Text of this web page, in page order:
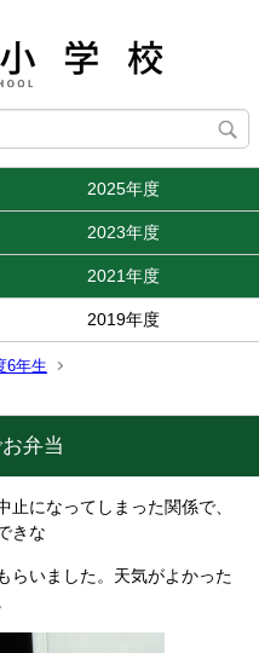
2025年度
2023年度
2021年度
2019年度
6年生
弁当
止になってしまった関係で、
きな
らいました。天気がよかった